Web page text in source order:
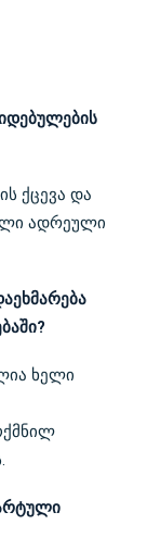
ქცევა და
ადრეული
ხელი